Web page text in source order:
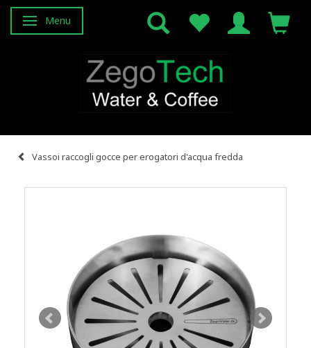
Attiva/disattiva navigazione
Menu
Vassoi raccogli gocce per erogatori d'acqua fredda